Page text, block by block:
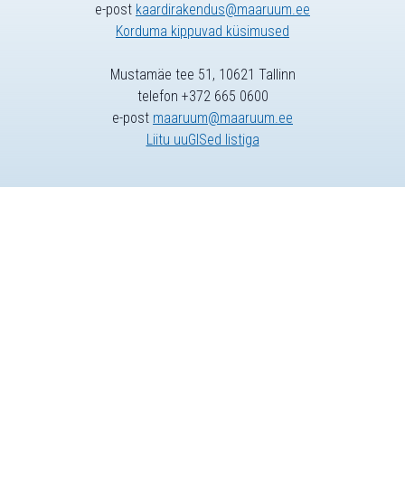
e-post kaardirakendus@maaruum.ee
Korduma kippuvad küsimused
Mustamäe tee 51, 10621 Tallinn
telefon +372 665 0600
e-post maaruum@maaruum.ee
Liitu uuGISed listiga